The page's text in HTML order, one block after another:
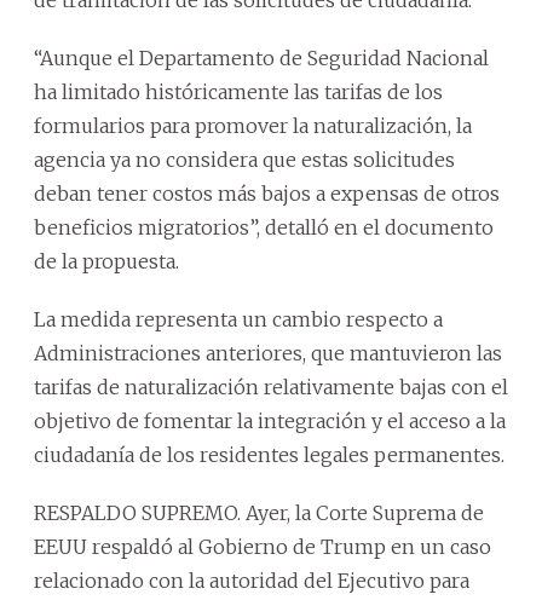
“Aunque el Departamento de Seguridad Nacional
ha limitado históricamente las tarifas de los
formularios para promover la naturalización, la
agencia ya no considera que estas solicitudes
deban tener costos más bajos a expensas de otros
beneficios migratorios”, detalló en el documento
de la propuesta.
La medida representa un cambio respecto a
Administraciones anteriores, que mantuvieron las
tarifas de naturalización relativamente bajas con el
objetivo de fomentar la integración y el acceso a la
ciudadanía de los residentes legales permanentes.
RESPALDO SUPREMO. Ayer, la Corte Suprema de
EEUU respaldó al Gobierno de Trump en un caso
relacionado con la autoridad del Ejecutivo para